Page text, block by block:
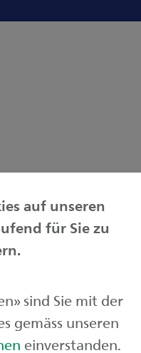
auf unseren
für Sie zu
sind Sie mit der
gemäss unseren
einverstanden.